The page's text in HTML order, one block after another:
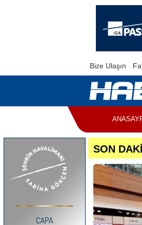
Bize Ulaşın
SON